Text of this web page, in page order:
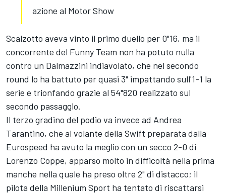
azione al Motor Show
Scalzotto aveva vinto il primo duello per 0"16, ma il
concorrente del Funny Team non ha potuto nulla
contro un Dalmazzini indiavolato, che nel secondo
round lo ha battuto per quasi 3" impattando sull'1-1 la
serie e trionfando grazie al 54"820 realizzato sul
secondo passaggio.
Il terzo gradino del podio va invece ad Andrea
Tarantino, che al volante della Swift preparata dalla
Eurospeed ha avuto la meglio con un secco 2-0 di
Lorenzo Coppe, apparso molto in difficoltà nella prima
manche nella quale ha preso oltre 2" di distacco; il
pilota della Millenium Sport ha tentato di riscattarsi